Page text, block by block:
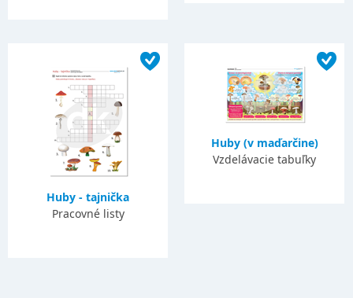
Huby - tajnička
Pracovné listy
Huby (v maďarčine)
Vzdelávacie tabuľky